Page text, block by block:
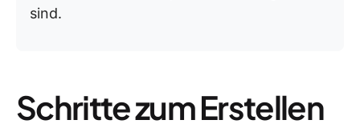
sind.
Schritte zum Erstellen